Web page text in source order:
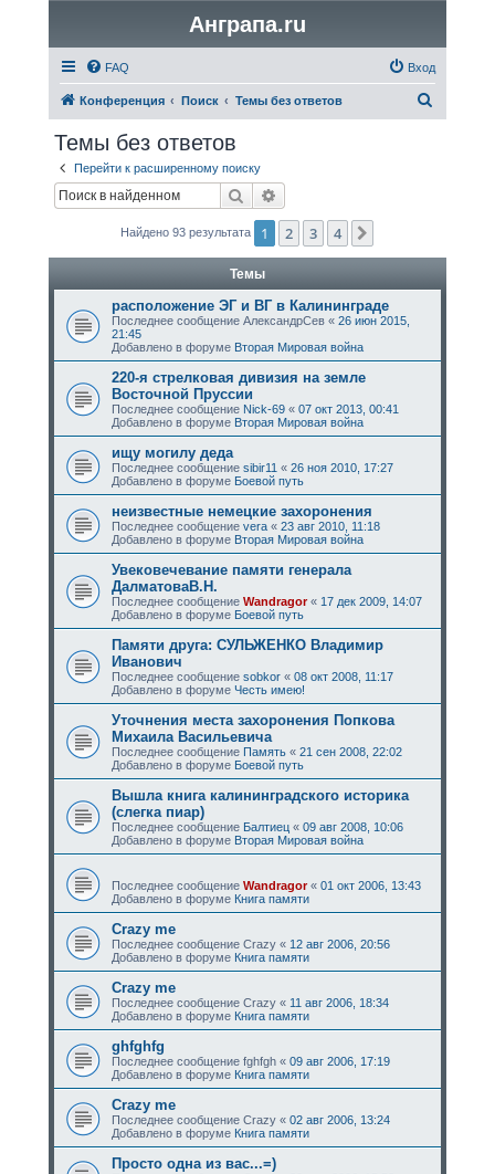
Анграпа.ru
FAQ Вход
Конференция Поиск Темы без ответов
Темы без ответов
Перейти к расширенному поиску
Поиск
Найдено 93 результата 1 2 3 4
Темы
расположение ЭГ и ВГ в Калининграде
Последнее сообщение АлександрСев« 26 июн 2015,
21:45
Добавлено в форуме Вторая Мировая война
220-я стрелковая дивизия на земле
Восточной Пруссии
Последнее сообщение Nick-69« 07 окт 2013, 00:41
Добавлено в форуме Вторая Мировая война
ищу могилу дедa
Последнее сообщение sibir11 « 26 ноя 2010, 17:27
Добавлено в форуме Боевой путь
неизвестные немецкие захоронения
Последнее сообщение vera« 23 авг 2010, 11:18
Добавлено в форуме Вторая Мировая война
Увековечевание памяти генерала
ДалматоваВ.Н.
Последнее сообщение Wandragor« 17 дек 2009, 14:07
Добавлено в форуме Боевой путь
Памяти друга: СУЛЬЖЕНКО Владимир
Иванович
Последнее сообщение sobkor« 08 окт 2008, 11:17
Добавлено в форуме Честь имею!
Уточнения места захоронения Попкова
Михаила Васильевича
Последнее сообщение Память« 21 сен 2008, 22:02
Добавлено в форуме Боевой путь
Вышла книга калининградского историка
(слегка пиар)
Последнее сообщение Балтиец« 09 авг 2008, 10:06
Добавлено в форуме Вторая Мировая война
Последнее сообщение Wandragor« 01 окт 2006, 13:43
Добавлено в форуме Книга памяти
Crazy me
Последнее сообщение Crazy« 12 авг 2006, 20:56
Добавлено в форуме Книга памяти
Crazy me
Последнее сообщение Crazy« 11 авг 2006, 18:34
Добавлено в форуме Книга памяти
ghfghfg
Последнее сообщение fghfgh« 09 авг 2006, 17:19
Добавлено в форуме Книга памяти
Crazy me
Последнее сообщение Crazy« 02 авг 2006, 13:24
Добавлено в форуме Книга памяти
Просто одна из вас...=)